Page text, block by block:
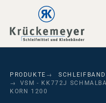
Skip to main navigation
Skip to main content
Skip to page footer
PRODUKTE
SCHLEIFBAND
VSM - KK772J
KORN 1200